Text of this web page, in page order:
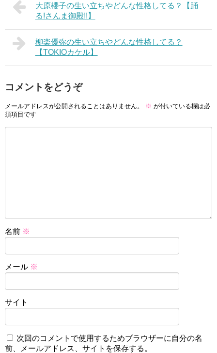
大原櫻子の生い立ちやどんな性格してる？【踊
る!さんま御殿!!】
柳楽優弥の生い立ちやどんな性格してる？
【TOKIOカケル】
コメントをどうぞ
メールアドレスが公開されることはありません。 ※ が付いている欄は必
須項目です
名前 ※
メール ※
サイト
次回のコメントで使用するためブラウザーに自分の名
前、メールアドレス、サイトを保存する。